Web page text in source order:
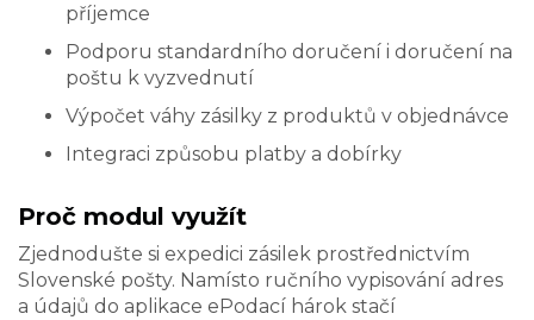
příjemce
Podporu standardního doručení i doručení na
poštu k vyzvednutí
Výpočet váhy zásilky z produktů v objednávce
Integraci způsobu platby a dobírky
Proč modul využít
Zjednodušte si expedici zásilek prostřednictvím
Slovenské pošty. Namísto ručního vypisování adres
a údajů do aplikace ePodací hárok stačí